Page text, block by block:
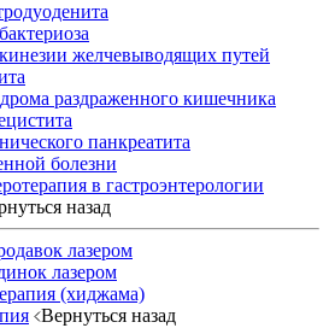
желчевыводящих путей
раздраженного кишечника
панкреатита
болезни
в гастроэнтерологии
назад
лазером
лазером
(хиджама)
Вернуться назад